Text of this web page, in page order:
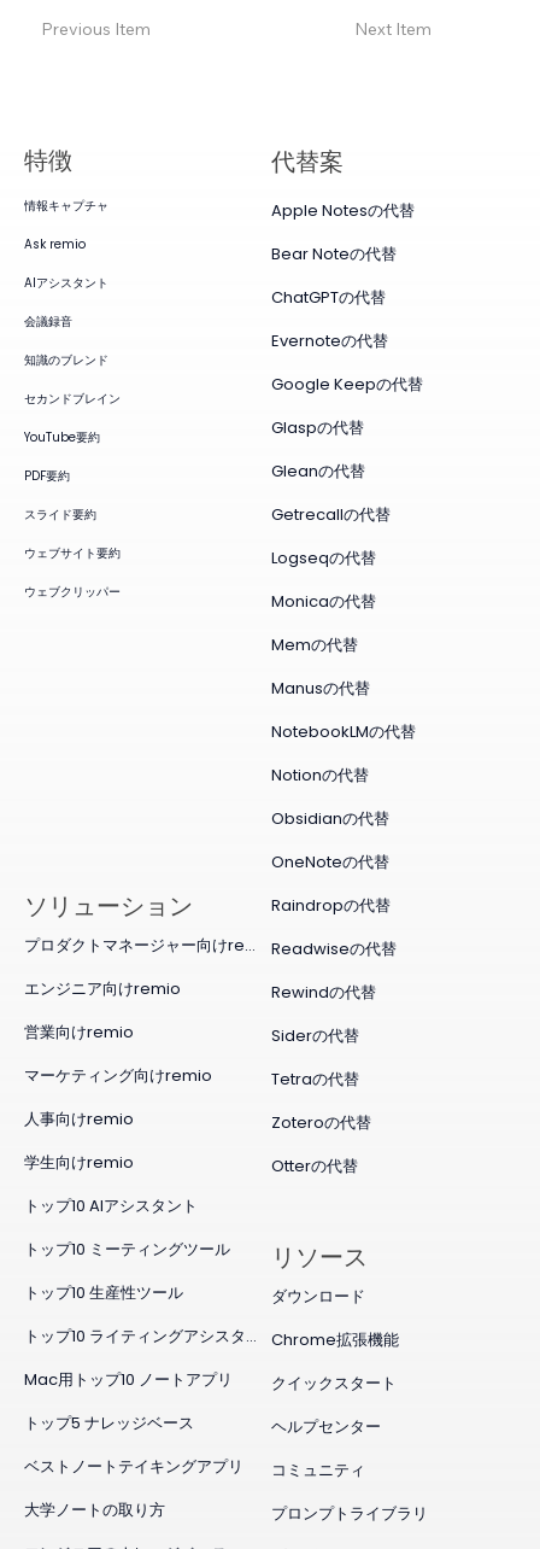
Previous Item Next Item
特徴
情報キャプチャ
Ask remio
AIアシスタント
会議録音
知識のブレンド
セカンドブレイン
YouTube要約
PDF要約
スライド要約
ウェブサイト要約
ウェブクリッパー
代替案
Apple Notesの代替
Bear Noteの代替
ChatGPTの代替
Evernoteの代替
Google Keepの代替
Glaspの代替
Gleanの代替
Getrecallの代替
Logseqの代替
Monicaの代替
Memの代替
Manusの代替
NotebookLMの代替
Notionの代替
Obsidianの代替
OneNoteの代替
Raindropの代替
Readwiseの代替
Rewindの代替
Siderの代替
Tetraの代替
Zoteroの代替
Otterの代替
ソリューション
プロダクトマネージャー向けremio
エンジニア向けremio
営業向けremio
マーケティング向けremio
人事向けremio
学生向けremio
トップ10 AIアシスタント
トップ10 ミーティングツール
トップ10 生産性ツール
トップ10 ライティングアシスタント
Mac用トップ10 ノートアプリ
トップ5 ナレッジベース
ベストノートテイキングアプリ
大学ノートの取り方
リソース
ダウンロード
Chrome拡張機能
クイックスタート
ヘルプセンター
コミュニティ
プロンプトライブラリ